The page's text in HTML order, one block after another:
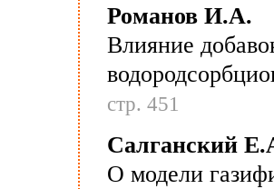
Романов И.А.
Влияние
стр. 451
Салганский
О модели